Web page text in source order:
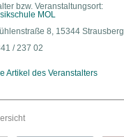
bzw. Veranstaltungsort:
MOL
8, 15344 Strausberg
/ 237 02
Artikel des Veranstalters